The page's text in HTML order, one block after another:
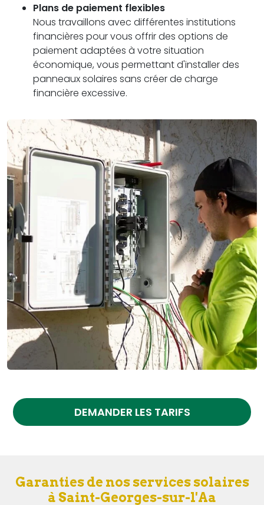
Plans de paiement flexibles
Nous travaillons avec différentes institutions
financières pour vous offrir des options de
paiement adaptées à votre situation
économique, vous permettant d'installer des
panneaux solaires sans créer de charge
financière excessive.
DEMANDER LES TARIFS
Garanties de nos services solaires
à Saint-Georges-sur-l'Aa